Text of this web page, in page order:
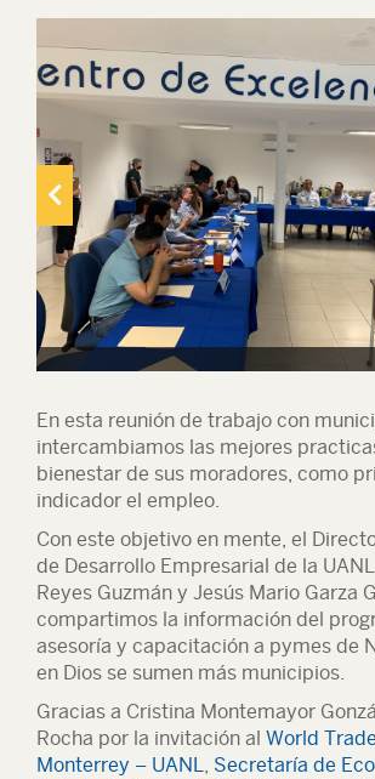
En esta reunión de trabajo con
intercambiamos las mejores
bienestar de sus moradores, como
indicador el empleo.
Con este objetivo en mente, el
de Desarrollo Empresarial de la
Reyes Guzmán y Jesús Mario Garza
compartimos la información del
asesoría y capacitación a pymes de
en Dios se sumen más municipios.
Gracias a Cristina Montemayor
Rocha por la invitación al World
Monterrey – UANL, Secretaría de